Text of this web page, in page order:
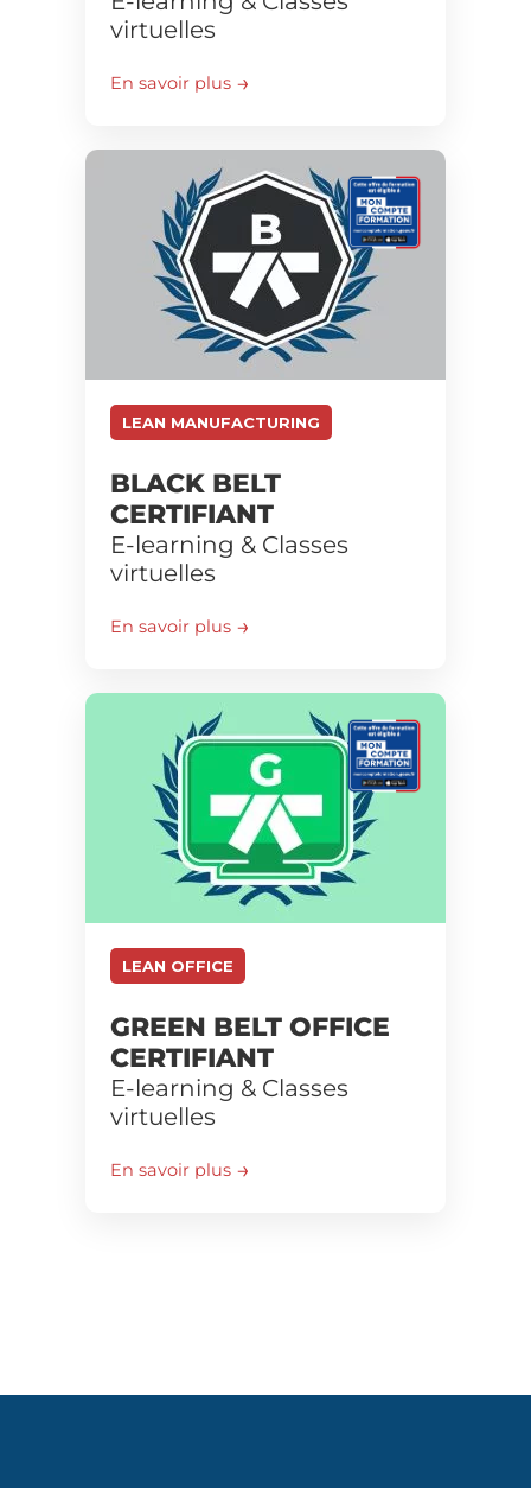
virtuelles
En savoir plus
LEAN MANUFACTURING
BLACK BELT
CERTIFIANT
E-learning & Classes
virtuelles
En savoir plus
LEAN OFFICE
GREEN BELT OFFICE
CERTIFIANT
E-learning & Classes
virtuelles
En savoir plus